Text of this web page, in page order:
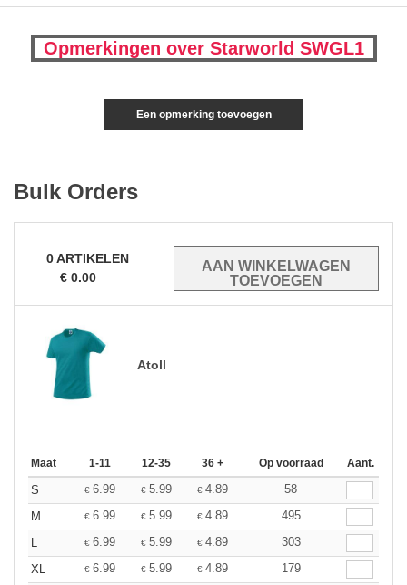
Opmerkingen over Starworld SWGL1
Een opmerking toevoegen
Bulk Orders
0ARTIKELEN
€ 0.00
Atoll
Maat 1-11 12-35 36 + Op voorraad Aant.
S € 6.99 € 5.99 € 4.89
58
M
€ 6.99 € 5.99 € 4.89
495
L
€ 6.99 € 5.99 € 4.89
303
XL
€ 6.99 € 5.99 € 4.89 179